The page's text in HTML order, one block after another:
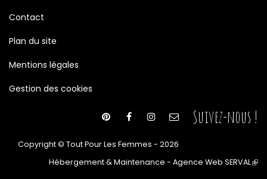
Contact
Plan du site
Mentions légales
Gestion des cookies
Suivez-nous !
Copyright © Tout Pour Les Femmes - 2026
Hébergement & Maintenance - Agence Web SERVAL(le